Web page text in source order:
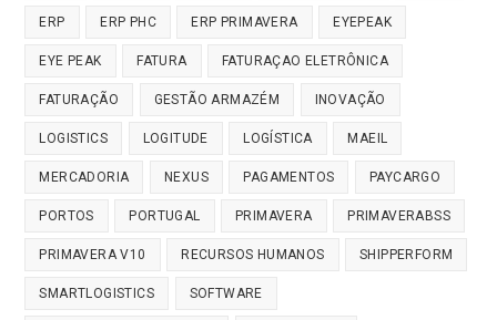
ERP ERP PHC ERP PRIMAVERA EYEPEAK
EYE PEAK FATURA FATURAÇAO ELETRÔNICA
FATURAÇÃO GESTÃO ARMAZÉM INOVAÇÃO
LOGISTICS LOGITUDE LOGÍSTICA MAEIL
MERCADORIA NEXUS PAGAMENTOS PAYCARGO
PORTOS PORTUGAL PRIMAVERA PRIMAVERABSS
PRIMAVERA V10 RECURSOS HUMANOS SHIPPERFORM
SMARTLOGISTICS SOFTWARE